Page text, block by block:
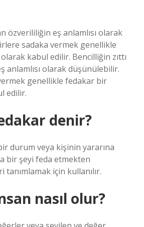
özverililiğin eş anlamlısı olarak
sadaka vermek genellikle
kabul edilir. Bencilliğin zıttı
anlamlısı olarak düşünülebilir.
genellikle fedakar bir
edilir.
denir?
durum veya kişinin yararına
bir şeyi feda etmekten
için kullanılır.
nasıl olur?